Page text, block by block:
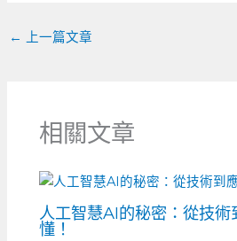
← 上一篇文章
相關文章
人工智慧AI的秘密：從技術
懂！